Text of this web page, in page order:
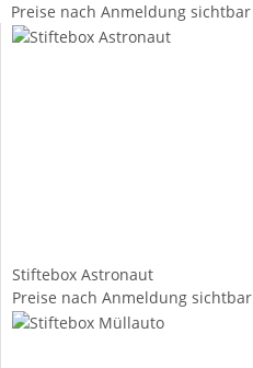
Preise nach Anmeldung sichtbar
Stiftebox Astronaut
Preise nach Anmeldung sichtbar